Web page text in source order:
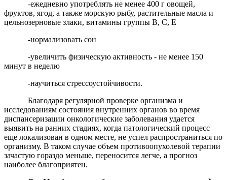
-ежедневно употреблять не менее 400 г овощей,
фруктов, ягод, а также морскую рыбу, растительные масла и
цельнозерновые злаки, витамины группы B, C, E
-нормализовать сон
-увеличить физическую активность - не менее 150
минут в неделю
-научиться стрессоустойчивости.
Благодаря регулярной проверке организма и
исследованиям состояния внутренних органов во время
диспансеризации онкологические заболевания удается
выявить на ранних стадиях, когда патологический процесс
еще локализован в одном месте, не успел распространиться по
организму. В таком случае объем противоопухолевой терапии
зачастую гораздо меньше, переносится легче, а прогноз
наиболее благоприятен.